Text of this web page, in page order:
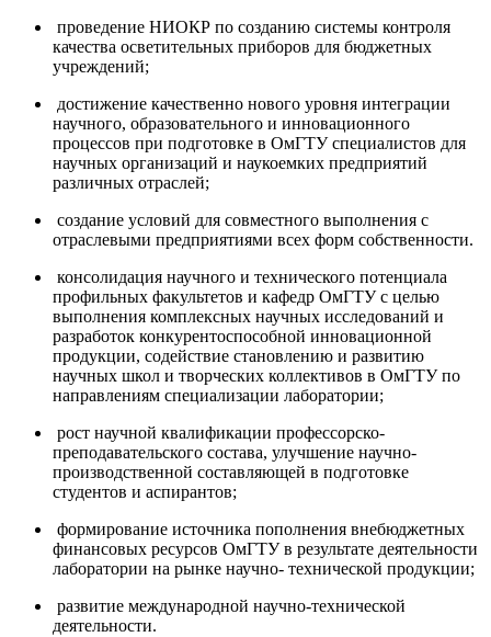
проведение НИОКР по созданию системы контроля
качества осветительных приборов для бюджетных
учреждений;
достижение качественно нового уровня интеграции
научного, образовательного и инновационного
процессов при подготовке в ОмГТУ специалистов для
научных организаций и наукоемких предприятий
различных отраслей;
создание условий для совместного выполнения с
отраслевыми предприятиями всех форм собственности.
консолидация научного и технического потенциала
профильных факультетов и кафедр ОмГТУ с целью
выполнения комплексных научных исследований и
разработок конкурентоспособной инновационной
продукции, содействие становлению и развитию
научных школ и творческих коллективов в ОмГТУ по
направлениям специализации лаборатории;
рост научной квалификации профессорско-
преподавательского состава, улучшение научно-
производственной составляющей в подготовке
студентов и аспирантов;
формирование источника пополнения внебюджетных
финансовых ресурсов ОмГТУ в результате деятельности
лаборатории на рынке научно- технической продукции;
развитие международной научно-технической
деятельности.